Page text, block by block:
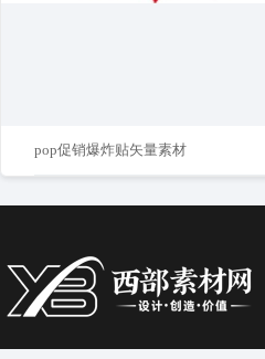
pop促销爆炸贴矢量素材